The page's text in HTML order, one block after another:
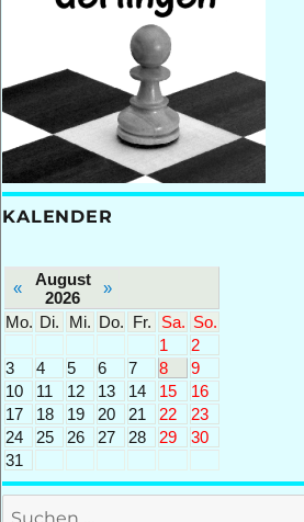
KALENDER
«
August
2026
»
Mo. Di. Mi. Do. Fr. Sa. So.
1
2
3
4 5 6 7 8
9
10
11 12 13 14 15
16
17
18 19 20 21 22
23
24
25 26 27 28 29
30
31
Suchen